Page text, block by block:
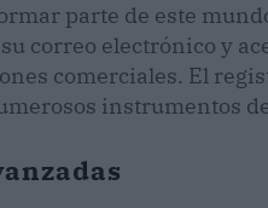
parte de este
correo electrónico y
comerciales. El
instrumentos